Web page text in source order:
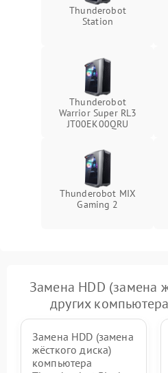
Thunderobot
Station
Thunderobot
Warrior Super RL3
JT00EK00QRU
Thunderobot MIX
Gaming 2
Замена HDD (замена
других
Замена HDD (замена
жёсткого диска)
компьютера